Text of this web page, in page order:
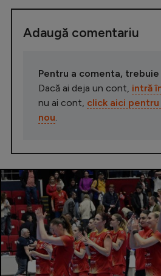
Adaugă comentariu
Pentru a comenta,
Dacă ai deja un cont, intră
nu ai cont, click aici
nou